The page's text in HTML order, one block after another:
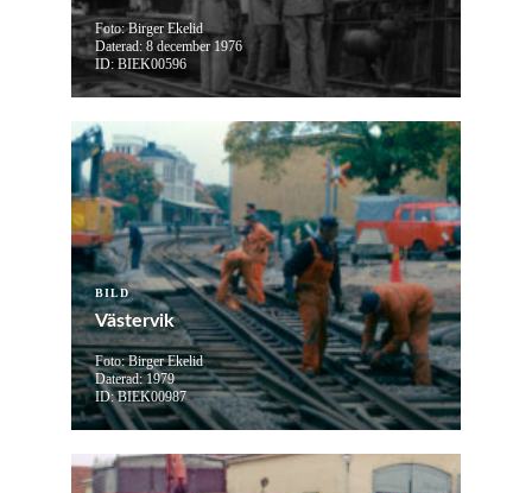
Foto: Birger Ekelid
Daterad: 8 december 1976
ID: BIEK00596
BILD
Västervik
Foto: Birger Ekelid
Daterad: 1979
ID: BIEK00987